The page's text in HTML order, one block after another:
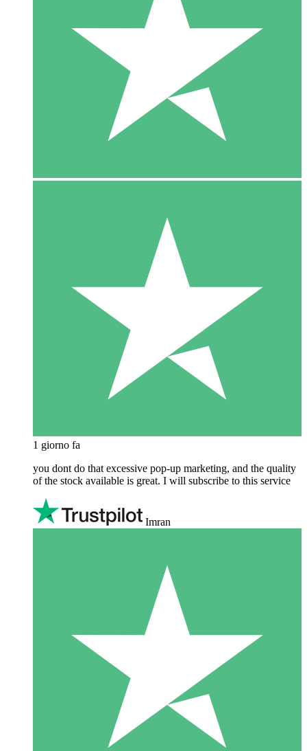
1 giorno fa
you dont do that excessive pop-up marketing, and the quality
of the stock available is great. I will subscribe to this service
Imran